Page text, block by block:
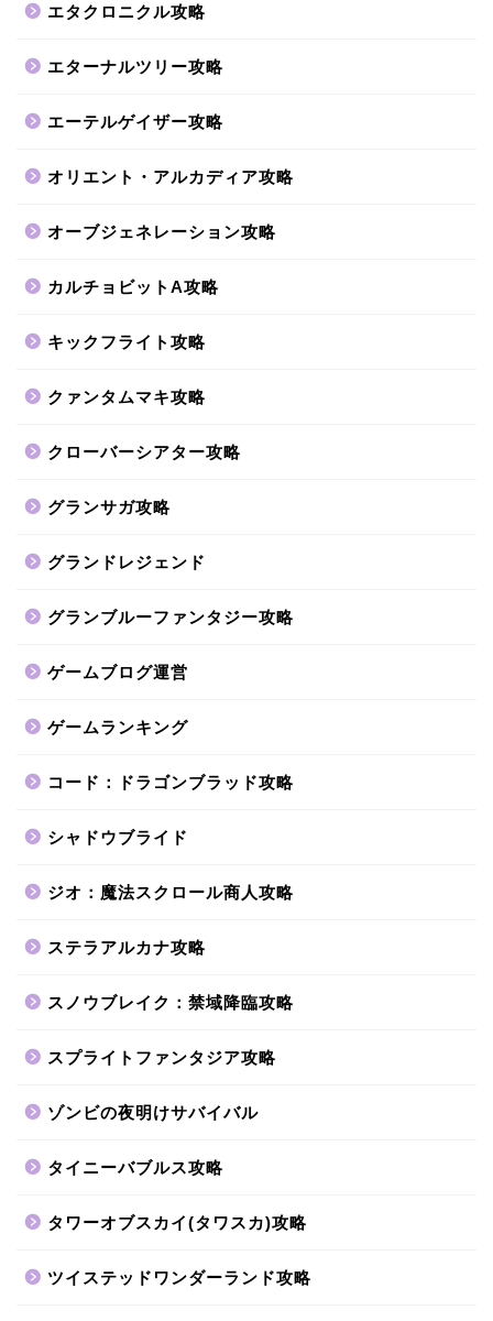
エタクロニクル攻略
エターナルツリー攻略
エーテルゲイザー攻略
オリエント・アルカディア攻略
オーブジェネレーション攻略
カルチョビットA攻略
キックフライト攻略
クァンタムマキ攻略
クローバーシアター攻略
グランサガ攻略
グランドレジェンド
グランブルーファンタジー攻略
ゲームブログ運営
ゲームランキング
コード：ドラゴンブラッド攻略
シャドウブライド
ジオ：魔法スクロール商人攻略
ステラアルカナ攻略
スノウブレイク：禁域降臨攻略
スプライトファンタジア攻略
ゾンビの夜明けサバイバル
タイニーバブルス攻略
タワーオブスカイ(タワスカ)攻略
ツイステッドワンダーランド攻略